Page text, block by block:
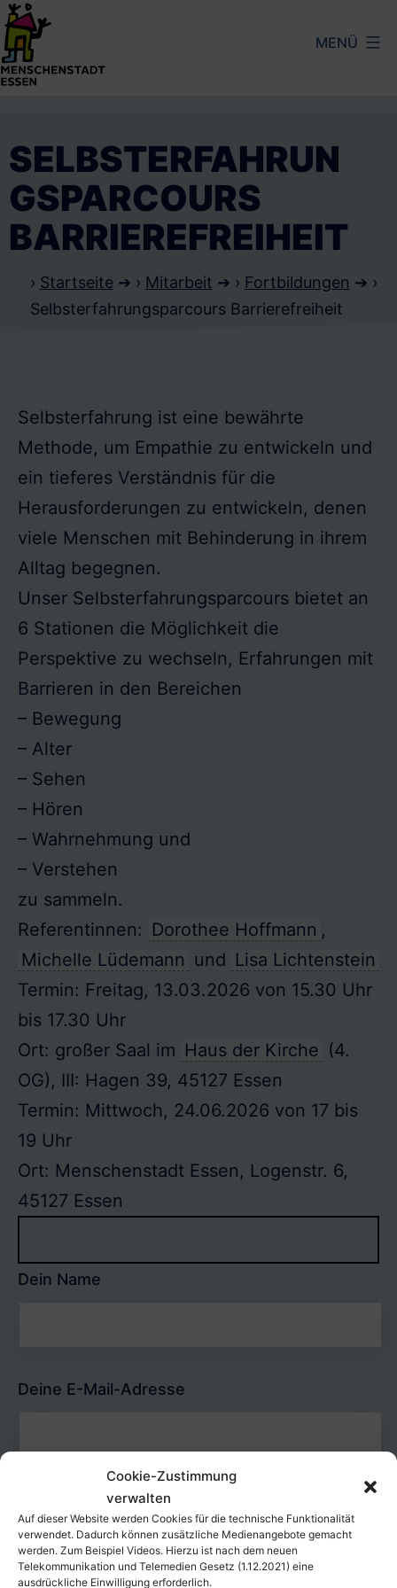
Cookie-Zustimmung
verwalten
Auf dieser Website werden Cookies für die technische Funktionalität
verwendet. Dadurch können zusätzliche Medienangebote gemacht
werden. Zum Beispiel Videos. Hierzu ist nach dem neuen
Telekommunikation und Telemedien Gesetz (1.12.2021) eine
ausdrückliche Einwilligung erforderlich.
Zum
Inhalt
springen
MENÜ
SELBSTERFAHRUN
GSPARCOURS
BARRIEREFREIHEIT
› Startseite➔ › Mitarbeit ➔ › Fortbildungen ➔ ›
Selbsterfahrungsparcours Barrierefreiheit
Selbsterfahrung ist eine bewährte
Methode, um Empathie zu entwickeln und
ein tieferes Verständnis für die
Herausforderungen zu entwickeln, denen
viele Menschen mit Behinderung in ihrem
Alltag begegnen.
Unser Selbsterfahrungsparcours bietet an
6 Stationen die Möglichkeit die
Perspektive zu wechseln, Erfahrungen mit
Barrieren in den Bereichen
– Bewegung
– Alter
– Sehen
– Hören
– Wahrnehmung und
– Verstehen
zu sammeln.
Referentinnen: Dorothee Hoffmann ,
Michelle Lüdemann und Lisa Lichtenstein
Termin: Freitag, 13.03.2026 von 15.30 Uhr
bis 17.30 Uhr
Ort: großer Saal im Haus der Kirche (4.
OG), III: Hagen 39, 45127 Essen
Termin: Mittwoch, 24.06.2026 von 17 bis
19 Uhr
Ort: Menschenstadt Essen, Logenstr. 6,
45127 Essen
Dein Name
Deine E-Mail-Adresse
Ich möchte an folgendem Fortbildungs-Termin
teilnehmen